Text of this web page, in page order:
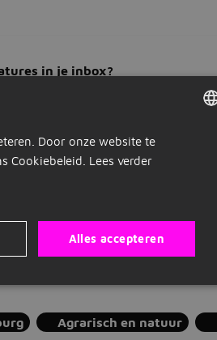
in je inbox?
25 km
Agrarisch en natuur
Door onze website te
Cookiebeleid. Lees verder
Alles accepteren